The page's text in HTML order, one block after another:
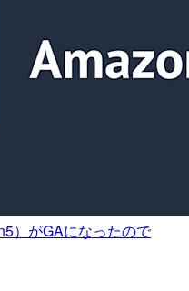
）がGAになったので